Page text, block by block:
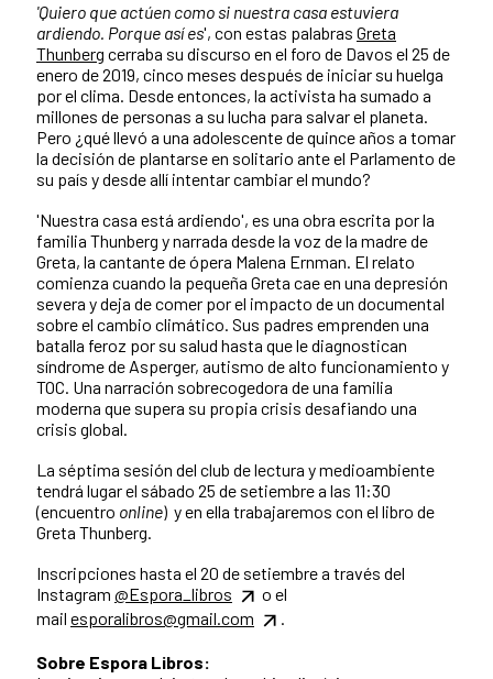
'Quiero que actúen como si nuestra casa estuviera
ardiendo. Porque así es', con estas palabras Greta
Thunberg cerraba su discurso en el foro de Davos el 25 de
enero de 2019, cinco meses después de iniciar su huelga
por el clima. Desde entonces, la activista ha sumado a
millones de personas a su lucha para salvar el planeta.
Pero ¿qué llevó a una adolescente de quince años a tomar
la decisión de plantarse en solitario ante el Parlamento de
su país y desde allí intentar cambiar el mundo?
'Nuestra casa está ardiendo', es una obra escrita por la
familia Thunberg y narrada desde la voz de la madre de
Greta, la cantante de ópera Malena Ernman. El relato
comienza cuando la pequeña Greta cae en una depresión
severa y deja de comer por el impacto de un documental
sobre el cambio climático. Sus padres emprenden una
batalla feroz por su salud hasta que le diagnostican
síndrome de Asperger, autismo de alto funcionamiento y
TOC. Una narración sobrecogedora de una familia
moderna que supera su propia crisis desafiando una
crisis global.
La séptima sesión del club de lectura y medioambiente
tendrá lugar el sábado 25 de setiembre a las 11:30
(encuentro online) y en ella trabajaremos con el libro de
Greta Thunberg.
Inscripciones hasta el 20 de setiembre a través del
Instagram @Espora_libros
o el
mail esporalibros@gmail.com .
Sobre Espora Libros: